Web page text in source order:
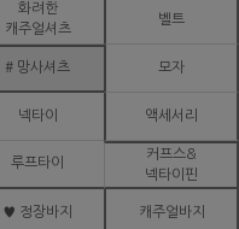
화려한
캐주얼셔츠
벨트
# 망사셔츠 모자
넥타이 액세서리
루프타이
커프스&
넥타이핀
♥ 정장바지 캐주얼바지